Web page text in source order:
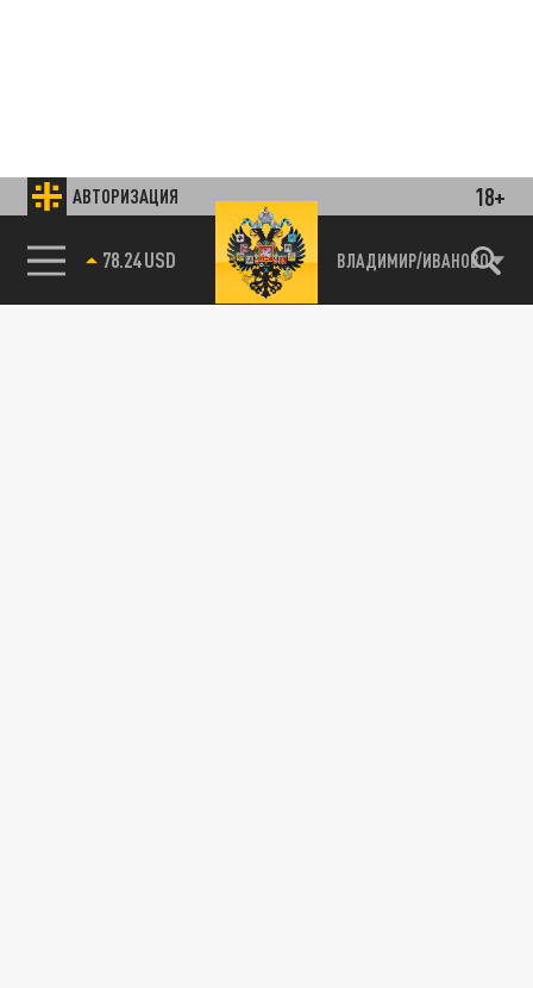
АВТОРИЗАЦИЯ 18+
78.24 USD ВЛАДИМИР/ИВАНОВО